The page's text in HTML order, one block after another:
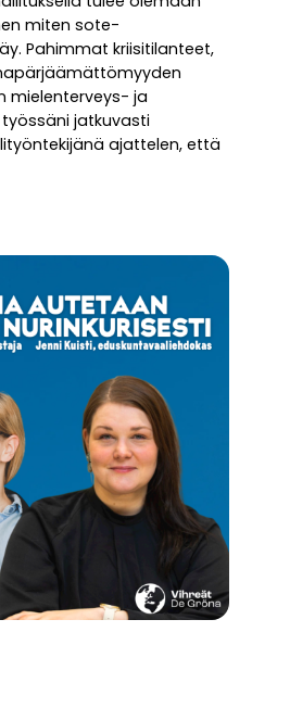
miten sote-
Pahimmat kriisitilanteet,
mielenterveys- ja
jatkuvasti
ajattelen, että